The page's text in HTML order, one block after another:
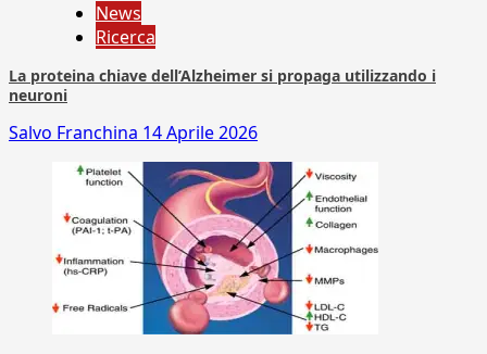
News
Ricerca
La proteina chiave dell’Alzheimer si propaga utilizzando i
neuroni
Salvo Franchina 14 Aprile 2026